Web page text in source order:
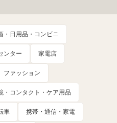
・日用品・コンビニ
ンター 家電店
ファッション
・コンタクト・ケア用品
車 携帯・通信・家電